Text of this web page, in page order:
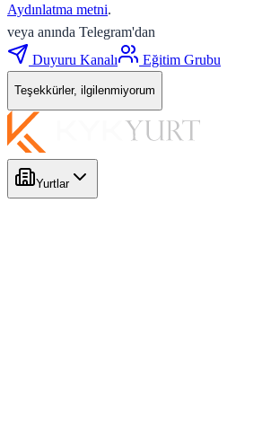
Aydınlatma metni.
veya anında Telegram'dan
Duyuru Kanalı
Eğitim Grubu
Teşekkürler, ilgilenmiyorum
Yurtlar